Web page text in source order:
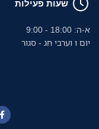
שעות פעילות
א-ה: 18:00 - 9:00
יום ו וערבי חג - סגור